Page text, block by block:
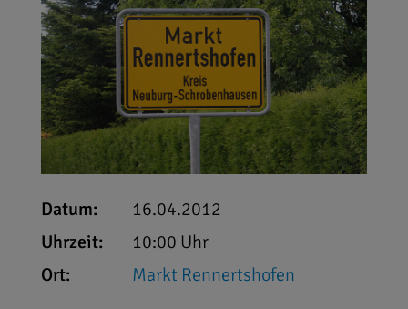
Datum:
16.04.2012
Uhrzeit:
10:00 Uhr
Ort:
Markt Rennertshofen